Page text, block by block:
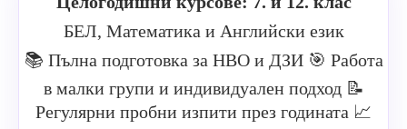
БЕЛ, Математика и Английски език
📚 Пълна подготовка за НВО и ДЗИ 🎯 Работа
в малки групи и индивидуален подход 📝
Регулярни пробни изпити през годината 📈